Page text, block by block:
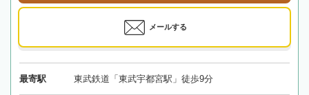
メールする
最寄駅 東武鉄道「東武宇都宮駅」徒歩9分